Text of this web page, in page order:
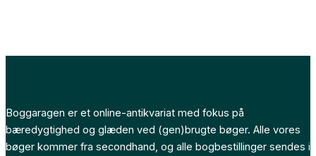
Boggaragen er et online-antikvariat med fokus på
bæredygtighed og glæden ved (gen)brugte bøger. Alle vores
bøger kommer fra secondhand, og alle bogbestillinger sendes i